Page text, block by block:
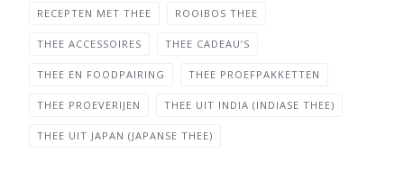
RECEPTEN MET THEE ROOIBOS THEE
THEE ACCESSOIRES THEE CADEAU’S
THEE EN FOODPAIRING THEE PROEFPAKKETTEN
THEE PROEVERIJEN THEE UIT INDIA (INDIASE THEE)
THEE UIT JAPAN (JAPANSE THEE)